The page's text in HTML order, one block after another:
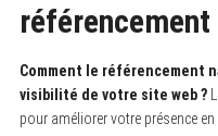
référencement
Comment le référencement
visibilité de votre site web ?
pour améliorer votre présence